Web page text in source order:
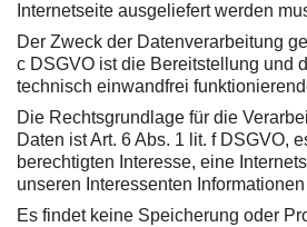
Internetseite ausgeliefert werden
Der Zweck der Datenverarbeitung
c DSGVO ist die Bereitstellung und
technisch einwandfrei
Die Rechtsgrundlage für die
Daten ist Art. 6 Abs. 1 lit. f DSGVO,
berechtigten Interesse, eine
unseren Interessenten
Es findet keine Speicherung oder